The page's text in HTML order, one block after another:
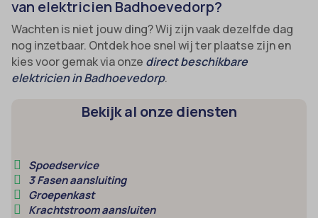
van elektricien Badhoevedorp?
Wachten is niet jouw ding? Wij zijn vaak dezelfde dag
nog inzetbaar. Ontdek hoe snel wij ter plaatse zijn en
kies voor gemak via onze direct beschikbare
elektricien in Badhoevedorp.
Bekijk al onze diensten
Spoedservice
3 Fasen aansluiting
Groepenkast
Krachtstroom aansluiten
cmplz_consent_status
cmplz_consented_services
cmplz_marketing
cmplz_statistics
CONSENT
cookie_notice_accepted
analytics_cookies
cookies-state
sajssdk_2015_cross_new_user
uitgevers om gepersonaliseerde advertenties te tonen. Dit doen ze
door bezoekers over verschillende websites te volgen.
Details weergeven
intercom-device-id-*
Andere diensten
in de andere specifieke categorieën vallen of niet duidelijk zijn
__guid